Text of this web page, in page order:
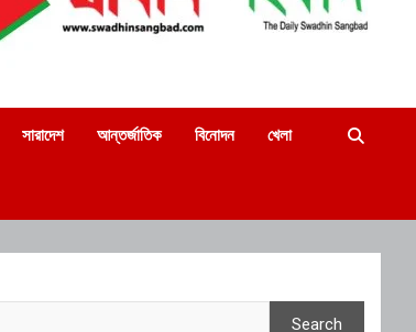
সারাদেশ আন্তর্জাতিক বিনোদন খেলা
Search